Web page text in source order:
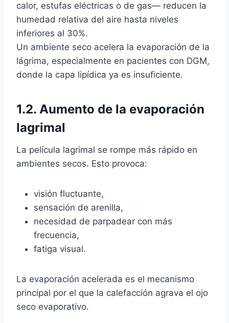
calor, estufas eléctricas o de gas— reducen la
humedad relativa del aire hasta niveles
inferiores al 30%.
Un ambiente seco acelera la evaporación de la
lágrima, especialmente en pacientes con DGM,
donde la capa lipídica ya es insuficiente.
1.2. Aumento de la evaporación
lagrimal
La película lagrimal se rompe más rápido en
ambientes secos. Esto provoca:
visión fluctuante,
sensación de arenilla,
necesidad de parpadear con más
frecuencia,
fatiga visual.
La evaporación acelerada es el mecanismo
principal por el que la calefacción agrava el ojo
seco evaporativo.